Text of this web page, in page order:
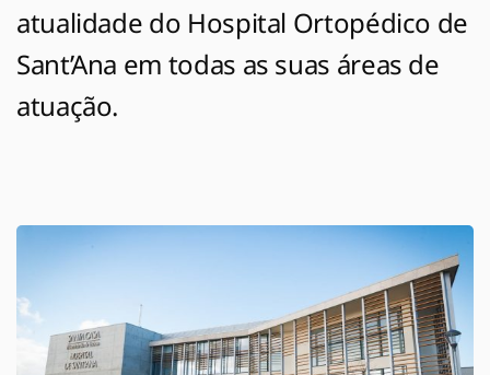
atualidade do Hospital Ortopédico de
Sant’Ana em todas as suas áreas de
atuação.